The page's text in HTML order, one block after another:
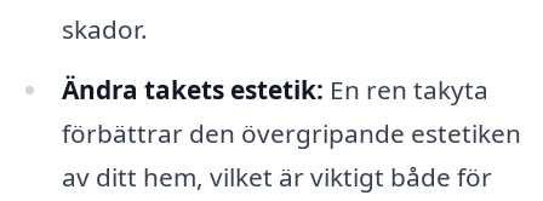
skador.
Ändra takets estetik: En ren takyta
förbättrar den övergripande estetiken
av ditt hem, vilket är viktigt både för